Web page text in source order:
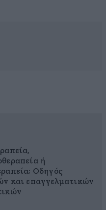
ή
Οδηγός
και επαγγελματικών